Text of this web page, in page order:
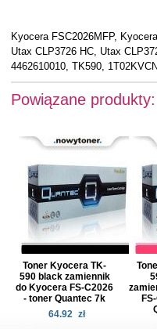
Kyocera FSC2026MFP,
Utax CLP3726 HC, Utax
4462610010, TK590,
Powiązane produkty:
Toner Kyocera TK-
590 black zamiennik
do Kyocera FS-C2026
- toner Quantec 7k
64.92 zł